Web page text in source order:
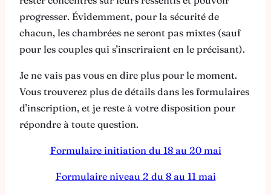
progresser. Évidemment, pour la sécurité de
chacun, les chambrées ne seront pas mixtes (sauf
pour les couples qui s’inscriraient en le précisant).
Je ne vais pas vous en dire plus pour le moment.
Vous trouverez plus de détails dans les formulaires
d’inscription, et je reste à votre disposition pour
répondre à toute question.
Formulaire initiation du 18 au 20 mai
Formulaire niveau 2 du 8 au 11 mai